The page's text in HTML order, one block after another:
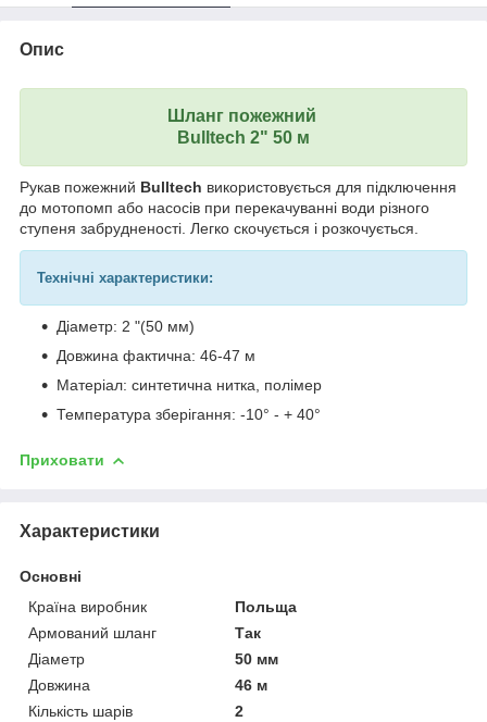
Опис
Шланг пожежний
Bulltech 2" 50 м
Рукав пожежний Bulltech використовується для підключення
до мотопомп або насосів при перекачуванні води різного
ступеня забрудненості. Легко скочується і розкочується.
Технічні характеристики:
Діаметр: 2 "(50 мм)
Довжина фактична: 46-47 м
Матеріал: синтетична нитка, полімер
Температура зберігання: -10° - + 40°
Приховати
Характеристики
Основні
Країна виробник
Польща
Армований шланг
Так
Діаметр
50 мм
Довжина
46 м
Кількість шарів
2